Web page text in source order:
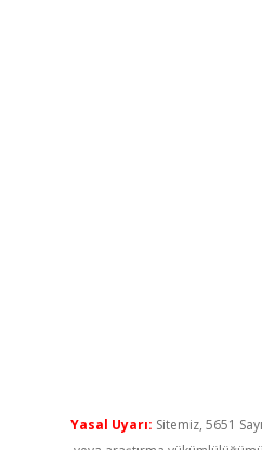
Yasal Uyarı: Sitemiz, 5651